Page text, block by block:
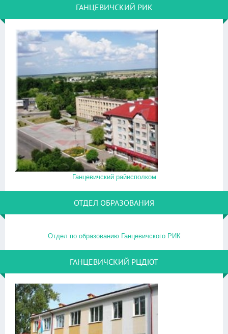
ГАНЦЕВИЧСКИЙ РИК
Ганцевичский райисполком
ОТДЕЛ ОБРАЗОВАНИЯ
Отдел по образованию Ганцевичского РИК
ГАНЦЕВИЧСКИЙ РЦДЮТ